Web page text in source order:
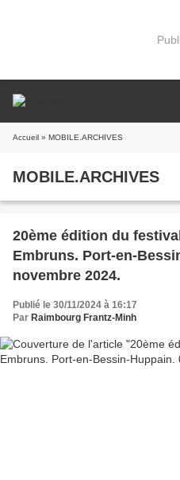
Accueil » MOBILE.ARCHIVES
MOBILE.ARCHIVES
20ème édition du
Embruns. Port-en-
novembre 2024.
Publié le 30/11/2024 à 16:17
Par Raimbourg Frantz-Minh